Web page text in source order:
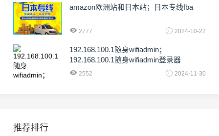
amazon欧洲站和日本站；日本专线fba
2777 2024-10-22
192.168.100.1随身wifiadmin；
192.168.100.1随身wifiadmin登录器
2552 2024-11-30
推荐排行